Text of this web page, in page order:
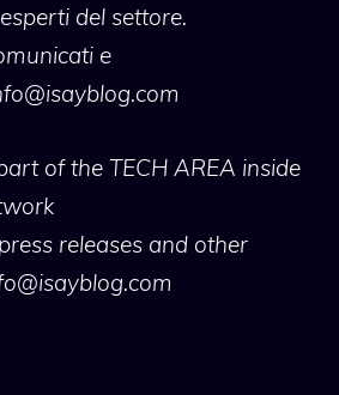
del settore.
e
of the TECH AREA inside
releases and other